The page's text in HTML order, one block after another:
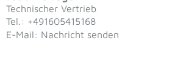
Technischer Vertrieb
Tel.: +491605415168
E-Mail: Nachricht senden